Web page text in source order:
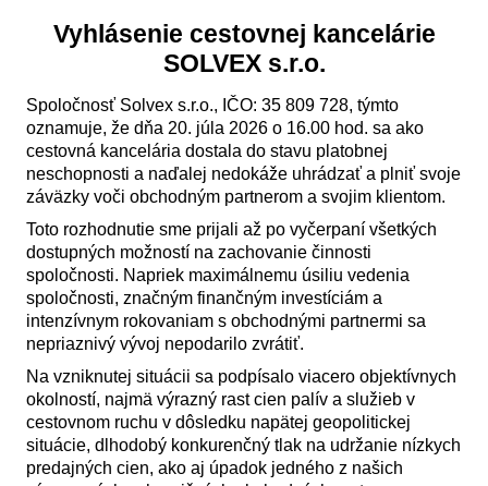
Vyhlásenie cestovnej kancelárie
SOLVEX s.r.o.
Spoločnosť Solvex s.r.o., IČO: 35 809 728, týmto
oznamuje, že dňa 20. júla 2026 o 16.00 hod. sa ako
cestovná kancelária dostala do stavu platobnej
neschopnosti a naďalej nedokáže uhrádzať a plniť svoje
záväzky voči obchodným partnerom a svojim klientom.
Toto rozhodnutie sme prijali až po vyčerpaní všetkých
dostupných možností na zachovanie činnosti
spoločnosti. Napriek maximálnemu úsiliu vedenia
spoločnosti, značným finančným investíciám a
intenzívnym rokovaniam s obchodnými partnermi sa
nepriaznivý vývoj nepodarilo zvrátiť.
Na vzniknutej situácii sa podpísalo viacero objektívnych
okolností, najmä výrazný rast cien palív a služieb v
cestovnom ruchu v dôsledku napätej geopolitickej
situácie, dlhodobý konkurenčný tlak na udržanie nízkych
predajných cien, ako aj úpadok jedného z našich